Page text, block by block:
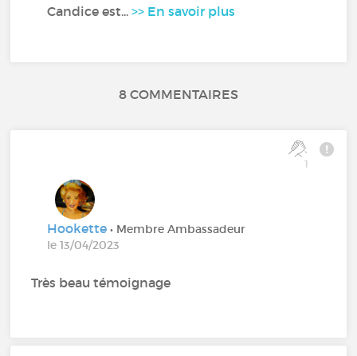
Candice est...>> En savoir plus
8 COMMENTAIRES
1
Hookette• Membre Ambassadeur
le 13/04/2023
Très beau témoignage